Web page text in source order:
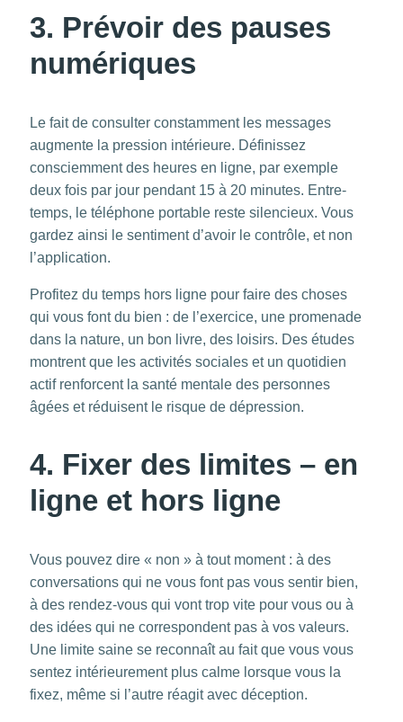
3. Prévoir des pauses
numériques
Le fait de consulter constamment les messages
augmente la pression intérieure. Définissez
consciemment des heures en ligne, par exemple
deux fois par jour pendant 15 à 20 minutes. Entre-
temps, le téléphone portable reste silencieux. Vous
gardez ainsi le sentiment d’avoir le contrôle, et non
l’application.
Profitez du temps hors ligne pour faire des choses
qui vous font du bien : de l’exercice, une promenade
dans la nature, un bon livre, des loisirs. Des études
montrent que les activités sociales et un quotidien
actif renforcent la santé mentale des personnes
âgées et réduisent le risque de dépression.
4. Fixer des limites – en
ligne et hors ligne
Vous pouvez dire « non » à tout moment : à des
conversations qui ne vous font pas vous sentir bien,
à des rendez-vous qui vont trop vite pour vous ou à
des idées qui ne correspondent pas à vos valeurs.
Une limite saine se reconnaît au fait que vous vous
sentez intérieurement plus calme lorsque vous la
fixez, même si l’autre réagit avec déception.